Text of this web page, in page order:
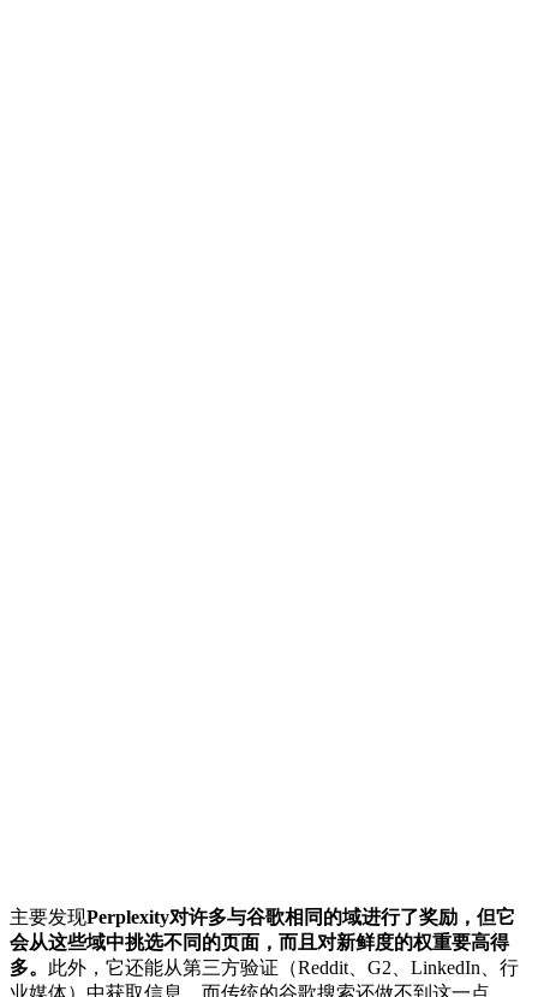
主要发现Perplexity对许多与谷歌相同的域进行了奖励，但它
会从这些域中挑选不同的页面，而且对新鲜度的权重要高得
多。 此外，它还能从第三方验证（Reddit、G2、LinkedIn、行